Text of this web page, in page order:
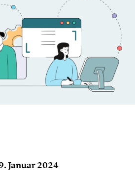
Januar 2024